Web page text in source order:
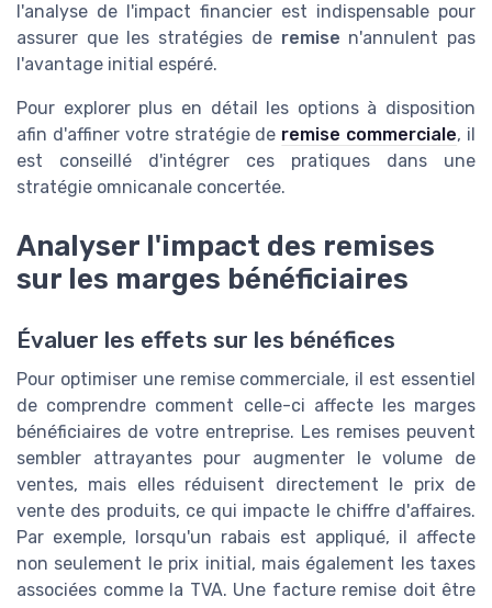
l'analyse de l'impact financier est indispensable pour
assurer que les stratégies de remise n'annulent pas
l'avantage initial espéré.
Pour explorer plus en détail les options à disposition
afin d'affiner votre stratégie de remise commerciale, il
est conseillé d'intégrer ces pratiques dans une
stratégie omnicanale concertée.
Analyser l'impact des remises
sur les marges bénéficiaires
Évaluer les effets sur les bénéfices
Pour optimiser une remise commerciale, il est essentiel
de comprendre comment celle-ci affecte les marges
bénéficiaires de votre entreprise. Les remises peuvent
sembler attrayantes pour augmenter le volume de
ventes, mais elles réduisent directement le prix de
vente des produits, ce qui impacte le chiffre d'affaires.
Par exemple, lorsqu'un rabais est appliqué, il affecte
non seulement le prix initial, mais également les taxes
associées comme la TVA. Une facture remise doit être